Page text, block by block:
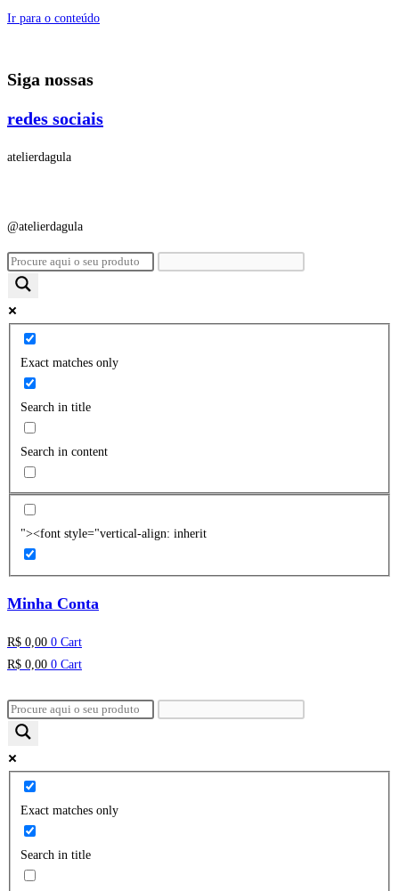
Ir para o conteúdo
Siga nossas
redes sociais
atelierdagula
@atelierdagula
Exact matches only
Search in title
Search in content
"><font style="vertical-align: inherit
Minha Conta
R$ 0,00 0 Cart
R$ 0,00 0 Cart
Exact matches only
Search in title